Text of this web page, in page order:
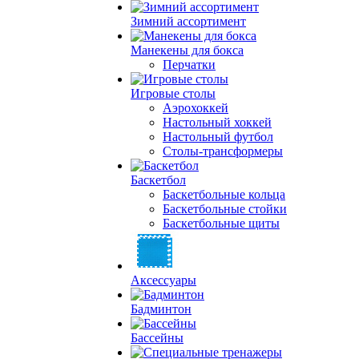
Зимний ассортимент
Манекены для бокса
Перчатки
Игровые столы
Аэрохоккей
Настольный хоккей
Настольный футбол
Столы-трансформеры
Баскетбол
Баскетбольные кольца
Баскетбольные стойки
Баскетбольные щиты
Аксессуары
Бадминтон
Бассейны